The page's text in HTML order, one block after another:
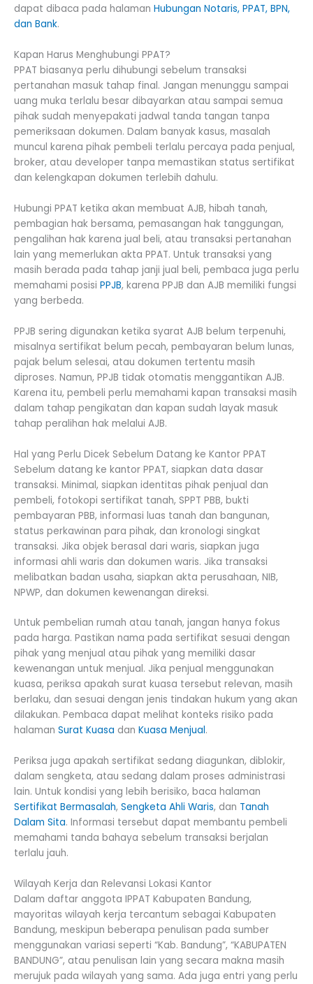
dapat dibaca pada halaman Hubungan Notaris, PPAT, BPN,
dan Bank.
Kapan Harus Menghubungi PPAT?
PPAT biasanya perlu dihubungi sebelum transaksi
pertanahan masuk tahap final. Jangan menunggu sampai
uang muka terlalu besar dibayarkan atau sampai semua
pihak sudah menyepakati jadwal tanda tangan tanpa
pemeriksaan dokumen. Dalam banyak kasus, masalah
muncul karena pihak pembeli terlalu percaya pada penjual,
broker, atau developer tanpa memastikan status sertifikat
dan kelengkapan dokumen terlebih dahulu.
Hubungi PPAT ketika akan membuat AJB, hibah tanah,
pembagian hak bersama, pemasangan hak tanggungan,
pengalihan hak karena jual beli, atau transaksi pertanahan
lain yang memerlukan akta PPAT. Untuk transaksi yang
masih berada pada tahap janji jual beli, pembaca juga perlu
memahami posisi PPJB, karena PPJB dan AJB memiliki fungsi
yang berbeda.
PPJB sering digunakan ketika syarat AJB belum terpenuhi,
misalnya sertifikat belum pecah, pembayaran belum lunas,
pajak belum selesai, atau dokumen tertentu masih
diproses. Namun, PPJB tidak otomatis menggantikan AJB.
Karena itu, pembeli perlu memahami kapan transaksi masih
dalam tahap pengikatan dan kapan sudah layak masuk
tahap peralihan hak melalui AJB.
Hal yang Perlu Dicek Sebelum Datang ke Kantor PPAT
Sebelum datang ke kantor PPAT, siapkan data dasar
transaksi. Minimal, siapkan identitas pihak penjual dan
pembeli, fotokopi sertifikat tanah, SPPT PBB, bukti
pembayaran PBB, informasi luas tanah dan bangunan,
status perkawinan para pihak, dan kronologi singkat
transaksi. Jika objek berasal dari waris, siapkan juga
informasi ahli waris dan dokumen waris. Jika transaksi
melibatkan badan usaha, siapkan akta perusahaan, NIB,
NPWP, dan dokumen kewenangan direksi.
Untuk pembelian rumah atau tanah, jangan hanya fokus
pada harga. Pastikan nama pada sertifikat sesuai dengan
pihak yang menjual atau pihak yang memiliki dasar
kewenangan untuk menjual. Jika penjual menggunakan
kuasa, periksa apakah surat kuasa tersebut relevan, masih
berlaku, dan sesuai dengan jenis tindakan hukum yang akan
dilakukan. Pembaca dapat melihat konteks risiko pada
halaman Surat Kuasa dan Kuasa Menjual.
Periksa juga apakah sertifikat sedang diagunkan, diblokir,
dalam sengketa, atau sedang dalam proses administrasi
lain. Untuk kondisi yang lebih berisiko, baca halaman
Sertifikat Bermasalah, Sengketa Ahli Waris, dan Tanah
Dalam Sita. Informasi tersebut dapat membantu pembeli
memahami tanda bahaya sebelum transaksi berjalan
terlalu jauh.
Wilayah Kerja dan Relevansi Lokasi Kantor
Dalam daftar anggota IPPAT Kabupaten Bandung,
mayoritas wilayah kerja tercantum sebagai Kabupaten
Bandung, meskipun beberapa penulisan pada sumber
menggunakan variasi seperti “Kab. Bandung”, “KABUPATEN
BANDUNG”, atau penulisan lain yang secara makna masih
merujuk pada wilayah yang sama. Ada juga entri yang perlu